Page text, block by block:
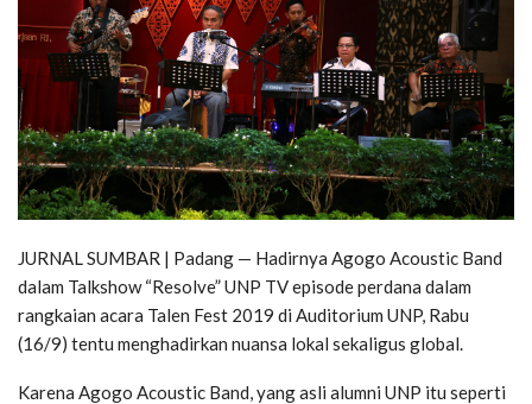
JURNAL SUMBAR | Padang — Hadirnya Agogo Acoustic Band
dalam Talkshow “Resolve” UNP TV episode perdana dalam
rangkaian acara Talen Fest 2019 di Auditorium UNP, Rabu
(16/9) tentu menghadirkan nuansa lokal sekaligus global.
Karena Agogo Acoustic Band, yang asli alumni UNP itu seperti